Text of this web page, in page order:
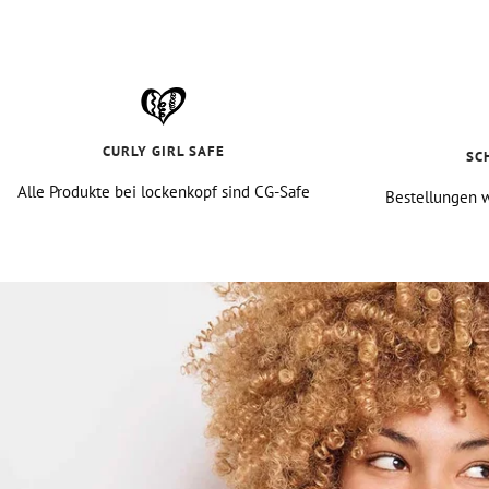
CURLY GIRL SAFE
Alle Produkte bei lockenkopf sind CG-Safe Bestellungen